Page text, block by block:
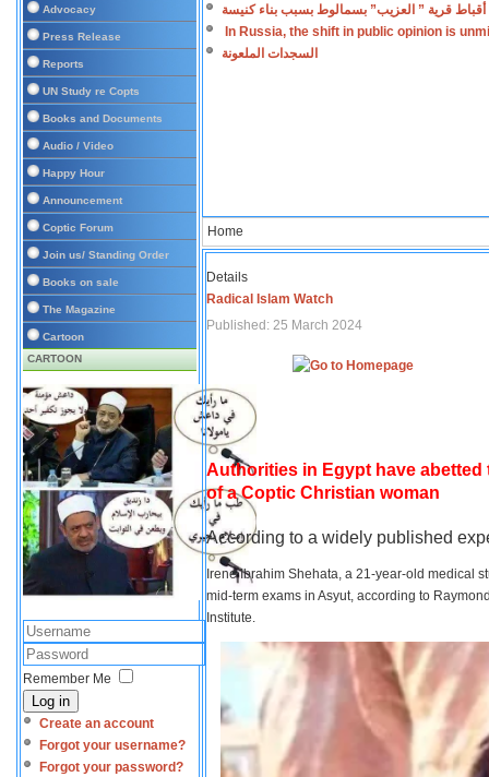
Advocacy
Press Release
Reports
UN Study re Copts
Books and Documents
Audio / Video
Happy Hour
Announcement
Coptic Forum
Join us/ Standing Order
Books on sale
The Magazine
Cartoon
CARTOON
Remember Me
Log in
Create an account
Forgot your username?
Forgot your password?
أقباط قرية ” العزيب” بسمالوط بسبب بناء كنيسة
In Russia, the shift in public opinion is
السجدات الملعونة
Home
Details
Radical Islam Watch
Published: 25 March 2024
Authorities in Egypt have
of a Coptic Christian woman
According to a widely published
Irene Ibrahim Shehata, a 21-year-old medical
mid-term exams in Asyut, according to
Institute.